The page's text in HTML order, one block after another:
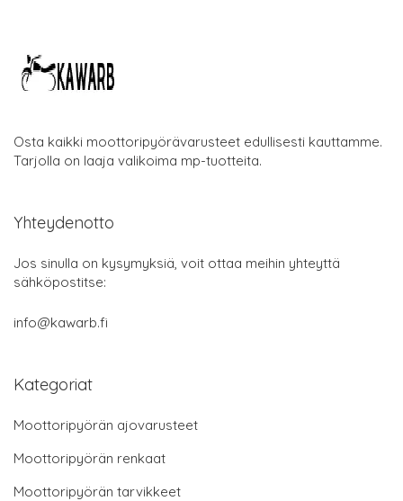
Osta kaikki moottoripyörävarusteet edullisesti kauttamme.
Tarjolla on laaja valikoima mp-tuotteita.
Yhteydenotto
Jos sinulla on kysymyksiä, voit ottaa meihin yhteyttä
sähköpostitse:
info@kawarb.fi
Kategoriat
Moottoripyörän ajovarusteet
Moottoripyörän renkaat
Moottoripyörän tarvikkeet